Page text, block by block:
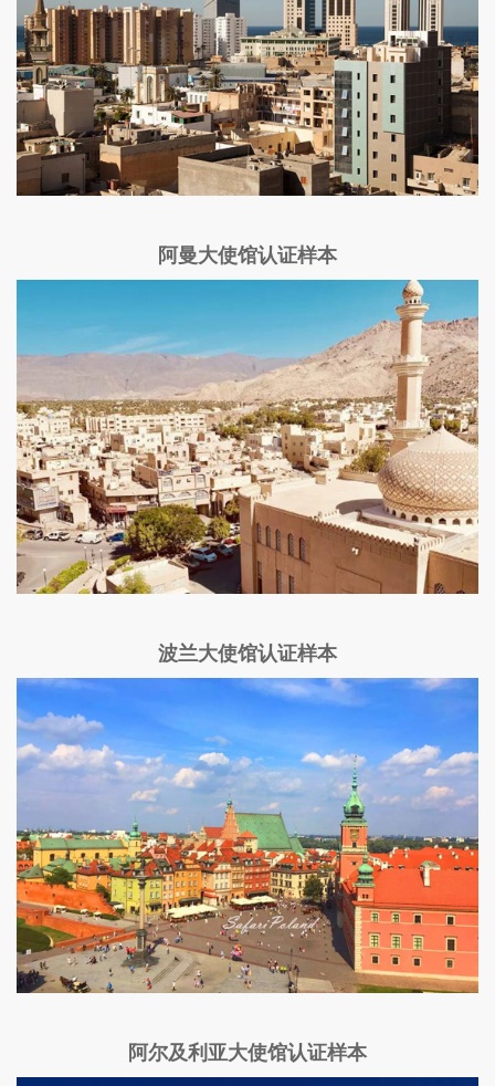
阿曼大使馆认证样本
波兰大使馆认证样本
阿尔及利亚大使馆认证样本